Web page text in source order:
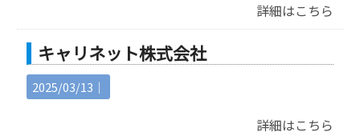
詳細はこちら
キャリネット株式会社
2025/03/13｜
詳細はこちら